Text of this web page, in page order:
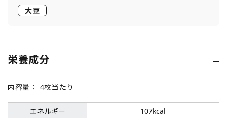
大豆
栄養成分
内容量： 4枚当たり
エネルギー
107kcal